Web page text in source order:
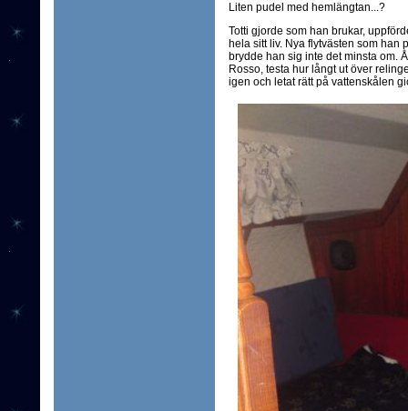
Liten pudel med hemlängtan...?
Totti gjorde som han brukar,
hela sitt liv. Nya flytvästen som han
brydde han sig inte det minsta om.
Rosso, testa hur långt ut över
igen och letat rätt på vattenskålen